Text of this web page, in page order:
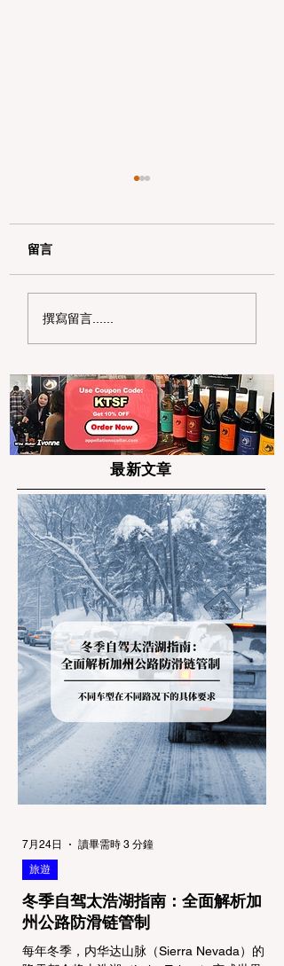
2026 硅谷商务社交新
致餐饮与商务宴请清单
留言
撰寫留言......
最新文章
冬季自驾太浩湖指南：全面解析加
州公路防滑链管制
每年冬季，内华达山脉（Sierra Nevada）的
旅遊
7月24日 讀畢需時 3 分鐘